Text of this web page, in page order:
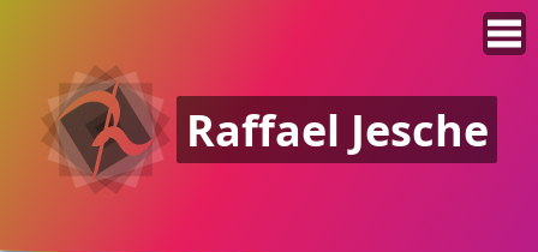
Raffael Jesche